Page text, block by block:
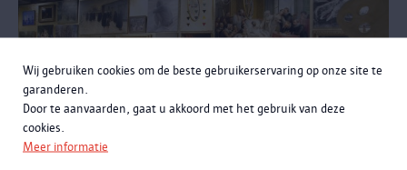
Wij gebruiken cookies om de beste gebruikerservaring op onze site te
garanderen.
Door te aanvaarden, gaat u akkoord met het gebruik van deze
cookies.
Meer informatie